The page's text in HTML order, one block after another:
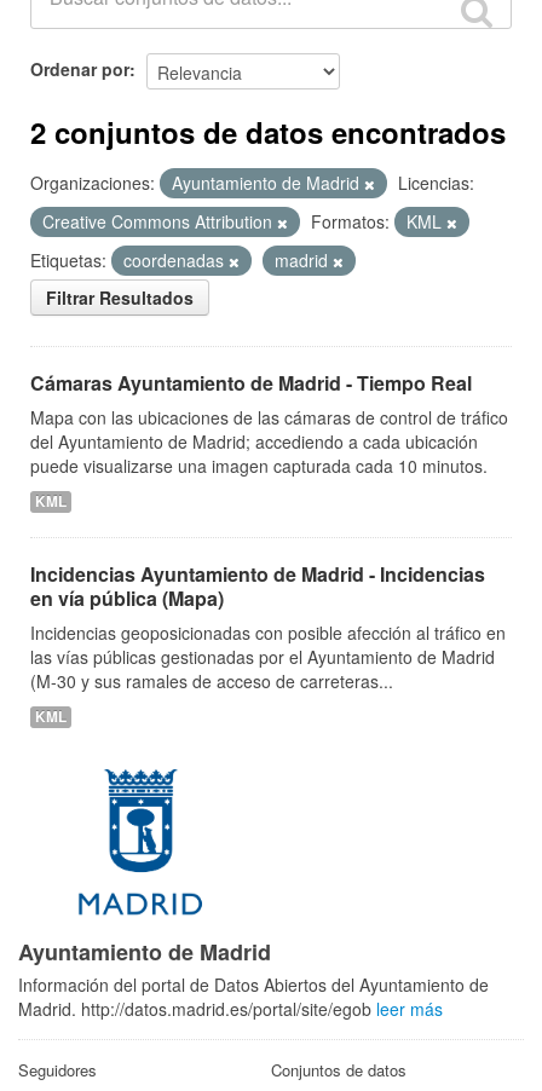
Ordenar por
2 conjuntos de datos encontrados
Organizaciones: Ayuntamiento de Madrid
Licencias:
Creative Commons Attribution
Formatos:
KML
Etiquetas:
coordenadas
madrid
Filtrar Resultados
Cámaras Ayuntamiento de Madrid - Tiempo Real
Mapa con las ubicaciones de las cámaras de control de tráfico
del Ayuntamiento de Madrid; accediendo a cada ubicación
puede visualizarse una imagen capturada cada 10 minutos.
KML
Incidencias Ayuntamiento de Madrid - Incidencias
en vía pública (Mapa)
Incidencias geoposicionadas con posible afección al tráfico en
las vías públicas gestionadas por el Ayuntamiento de Madrid
(M-30 y sus ramales de acceso de carreteras...
KML
Ayuntamiento de Madrid
Información del portal de Datos Abiertos del Ayuntamiento de
Madrid. http://datos.madrid.es/portal/site/egob leer más
Seguidores Conjuntos de datos